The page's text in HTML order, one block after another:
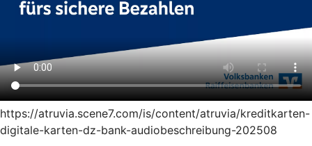
https://atruvia.scene7.com/is/content/atruvia/kreditkarten-
digitale-karten-dz-bank-audiobeschreibung-202508